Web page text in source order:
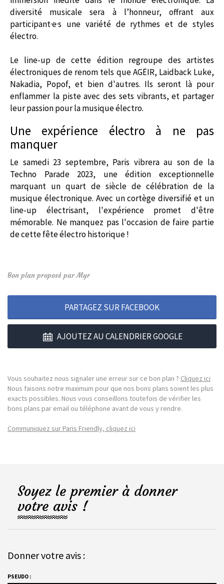
diversité musicale sera à l’honneur, offrant aux
participant·e·s une variété de rythmes et de styles
électro.
Le line-up de cette édition regroupe des artistes
électroniques de renom tels que AGËIR, Laidback Luke,
Nakadia, Popof, et bien d'autres. Ils seront là pour
enflammer la piste avec des sets vibrants, et partager
leur passion pour la musique électro.
Une expérience électro à ne pas
manquer
Le samedi 23 septembre, Paris vibrera au son de la
Techno Parade 2023, une édition exceptionnelle
marquant un quart de siècle de célébration de la
musique électronique. Avec un cortège diversifié et un
line-up électrisant, l'expérience promet d'être
mémorable. Ne manquez pas l'occasion de faire partie
de cette fête électro historique !
Bon plan proposé par Myr
PARTAGEZ SUR FACEBOOK
AJOUTEZ AU CALENDRIER GOOGLE
Vous souhaitez nous signaler une erreur sur ce bon plan ? Cliquez ici
Nous faisons notre maximum pour que nos bons plans soient les plus
exacts possibles. Nous vous conseillons toutefois de vérifier les
bons plans par email ou téléphone avant de vous y rendre.
Communiquez sur Paris Friendly, cliquez ici
Soyez le premier à donner
votre avis !
Donner votre avis :
PSEUDO :